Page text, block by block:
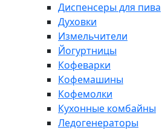
Диспенсеры для пива
Духовки
Измельчители
Йогуртницы
Кофеварки
Кофемашины
Кофемолки
Кухонные комбайны
Ледогенераторы